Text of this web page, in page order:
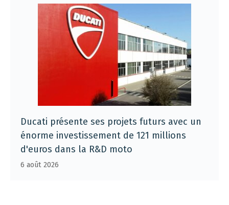
Ducati présente ses projets futurs avec un
énorme investissement de 121 millions
d'euros dans la R&D moto
6 août 2026